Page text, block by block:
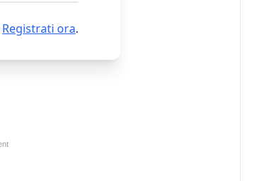
Registrati ora.